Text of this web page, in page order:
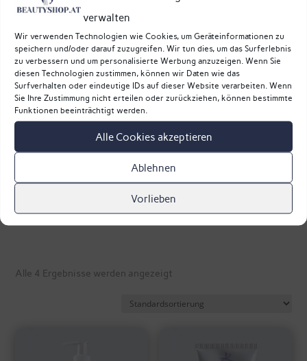
verwalten
Wir verwenden Technologien wie Cookies, um Geräteinformationen zu
speichern und/oder darauf zuzugreifen. Wir tun dies, um das Surferlebnis
zu verbessern und um personalisierte Werbung anzuzeigen. Wenn Sie
diesen Technologien zustimmen, können wir Daten wie das
Surfverhalten oder eindeutige IDs auf dieser Website verarbeiten. Wenn
Sie Ihre Zustimmung nicht erteilen oder zurückziehen, können bestimmte
Funktionen beeinträchtigt werden.
Alle Cookies akzeptieren
Ablehnen
Vorlieben
Den Haarbalsam nur in die Haarspitzen
einmassieren.
4. Shampoo Element Wasser
Nachdem alles 20 Minuten einwirken konnte,
massieren Sie das Buchweizenshampoo in die
Kopfhaut ein und spülen Sie alles gründlich aus.
Alle 4 Ergebnisse werden angezeigt